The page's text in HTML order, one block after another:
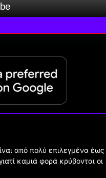
από πολύ επιλεγμένα έως
καμιά φορά κρύβονται οι